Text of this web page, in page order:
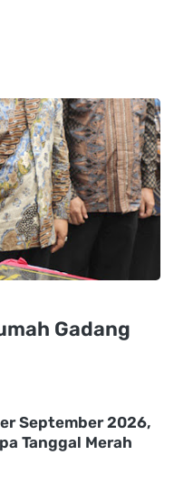
Gadang
September 2026,
Tanggal Merah